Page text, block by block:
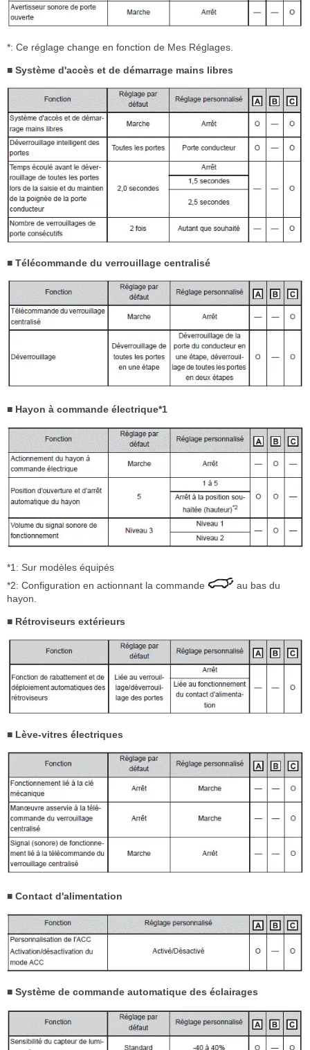
*: Ce réglage change en fonction de Mes Réglages.
■ Système d'accès et de démarrage mains libres
■ Télécommande du verrouillage centralisé
■ Hayon à commande électrique*1
*1: Sur modèles équipés
*2: Configuration en actionnant la commande
au bas du
hayon.
■ Rétroviseurs extérieurs
■ Lève-vitres électriques
■ Contact d'alimentation
■ Système de commande automatique des éclairages